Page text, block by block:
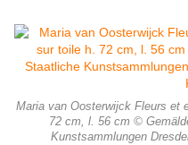
Maria van Oosterwijck Fleurs et
72 cm, l. 56 cm ©
Kunstsammlungen